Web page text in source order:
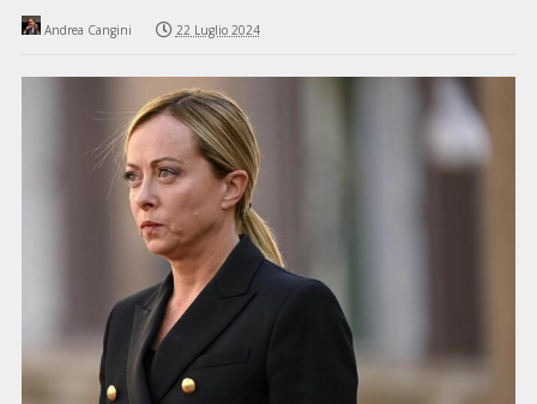
Andrea Cangini 22 Luglio 2024